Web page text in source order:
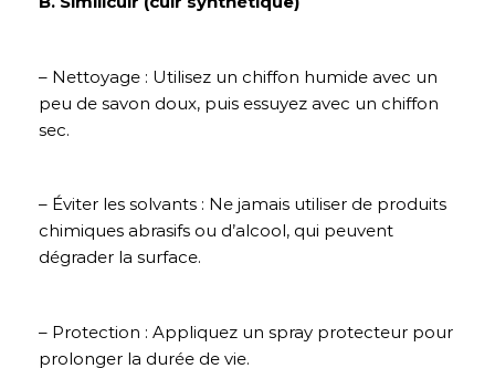
– Nettoyage : Utilisez un chiffon humide avec un
peu de savon doux, puis essuyez avec un chiffon
sec.
– Éviter les solvants : Ne jamais utiliser de produits
chimiques abrasifs ou d’alcool, qui peuvent
dégrader la surface.
– Protection : Appliquez un spray protecteur pour
prolonger la durée de vie.